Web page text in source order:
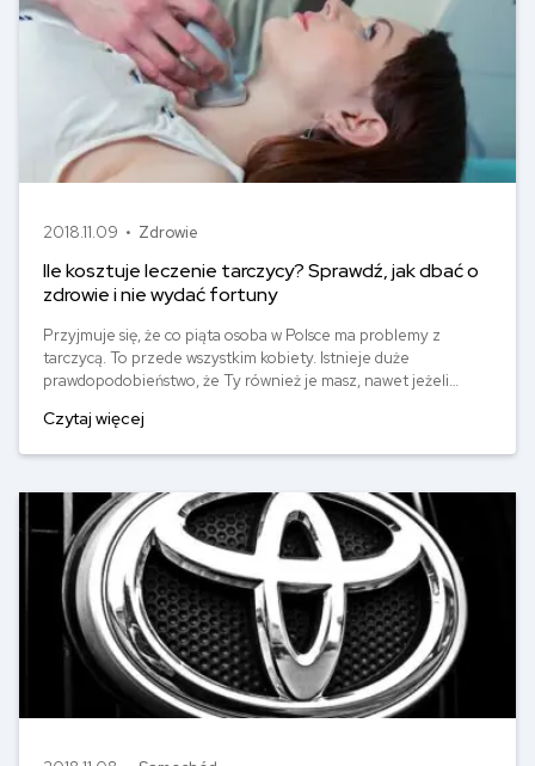
2018.11.09 • Zdrowie
Ile kosztuje leczenie tarczycy? Sprawdź, jak dbać o
zdrowie i nie wydać fortuny
Przyjmuje się, że co piąta osoba w Polsce ma problemy z
tarczycą. To przede wszystkim kobiety. Istnieje duże
prawdopodobieństwo, że Ty również je masz, nawet jeżeli
koszty musisz się przygotować, jeżeli Twoja tarczyca nie
Czytaj więcej